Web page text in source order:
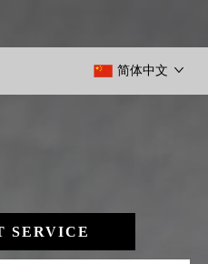
简体中文
SERVICE